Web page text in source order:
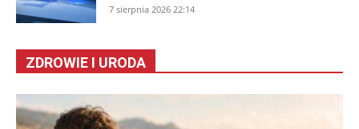
7 sierpnia 2026 22:14
ZDROWIE I URODA